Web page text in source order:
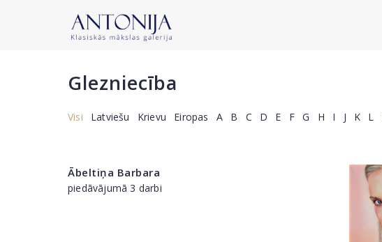
Glezniecība
Visi Latviešu Krievu Eiropas A B C D E F G H I J K L
Ābeltiņa Barbara
piedāvājumā 3 darbi